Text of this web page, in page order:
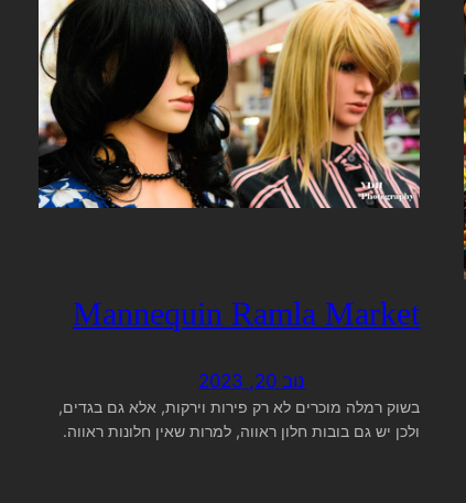
Mannequin Ramla Market
נוב 20, 2023
בשוק רמלה מוכרים לא רק פירות וירקות, אלא גם בגדים,
ולכן יש גם בובות חלון ראווה, למרות שאין חלונות ראווה.